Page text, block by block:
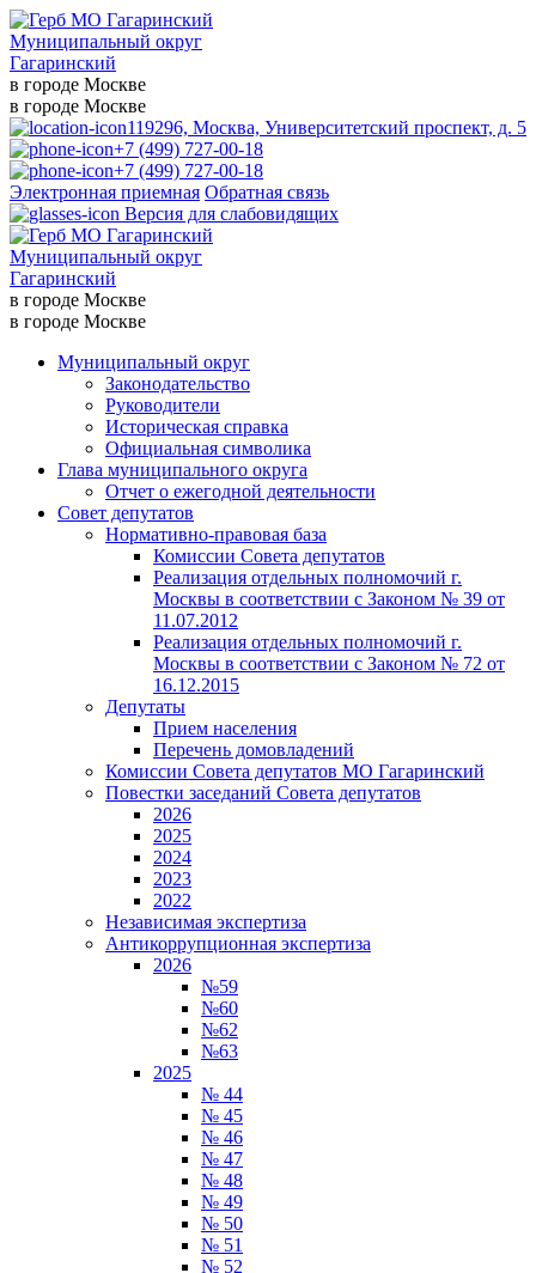
Муниципальный округ
Гагаринский
в городе Москве
в городе Москве
119296, Москва, Университетский проспект, д. 5
+7 (499) 727-00-18
+7 (499) 727-00-18
Электронная приемная Обратная связь
Версия для слабовидящих
Муниципальный округ
Гагаринский
в городе Москве
в городе Москве
Муниципальный округ
Законодательство
Руководители
Историческая справка
Официальная символика
Глава муниципального округа
Отчет о ежегодной деятельности
Совет депутатов
Нормативно-правовая база
Комиссии Совета депутатов
Реализация отдельных полномочий г.
Москвы в соответствии с Законом № 39 от
11.07.2012
Реализация отдельных полномочий г.
Москвы в соответствии с Законом № 72 от
16.12.2015
Депутаты
Прием населения
Перечень домовладений
Комиссии Совета депутатов МО Гагаринский
Повестки заседаний Совета депутатов
2026
2025
2024
2023
2022
Независимая экспертиза
Антикоррупционная экспертиза
2026
№59
№60
№62
№63
2025
№ 44
№ 45
№ 46
№ 47
№ 48
№ 49
№ 50
№ 51
№ 52